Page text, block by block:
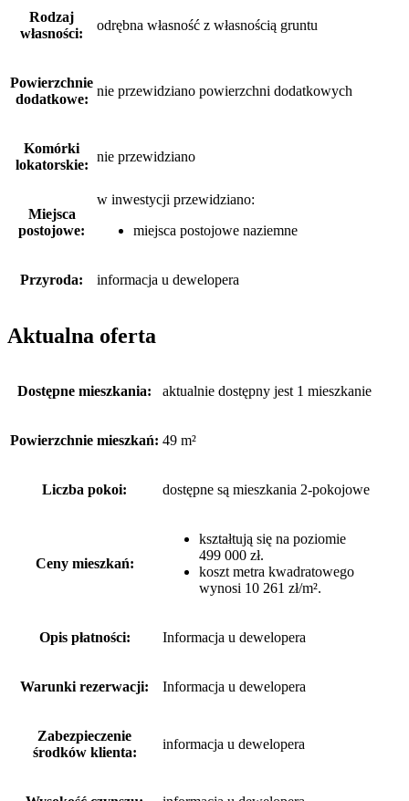
Rodzaj
własności:
odrębna własność z własnością gruntu
Powierzchnie
dodatkowe:
nie przewidziano powierzchni dodatkowych
Komórki
lokatorskie:
nie przewidziano
Miejsca
postojowe:
w inwestycji przewidziano:
miejsca postojowe naziemne
Przyroda: informacja u dewelopera
Aktualna oferta
Dostępne mieszkania: aktualnie dostępny jest 1 mieszkanie
Powierzchnie mieszkań: 49 m²
Liczba pokoi: dostępne są mieszkania 2-pokojowe
Ceny mieszkań:
kształtują się na poziomie
499 000 zł.
koszt metra kwadratowego
wynosi 10 261 zł/m².
Opis płatności: Informacja u dewelopera
Warunki rezerwacji: Informacja u dewelopera
Zabezpieczenie
środków klienta:
informacja u dewelopera